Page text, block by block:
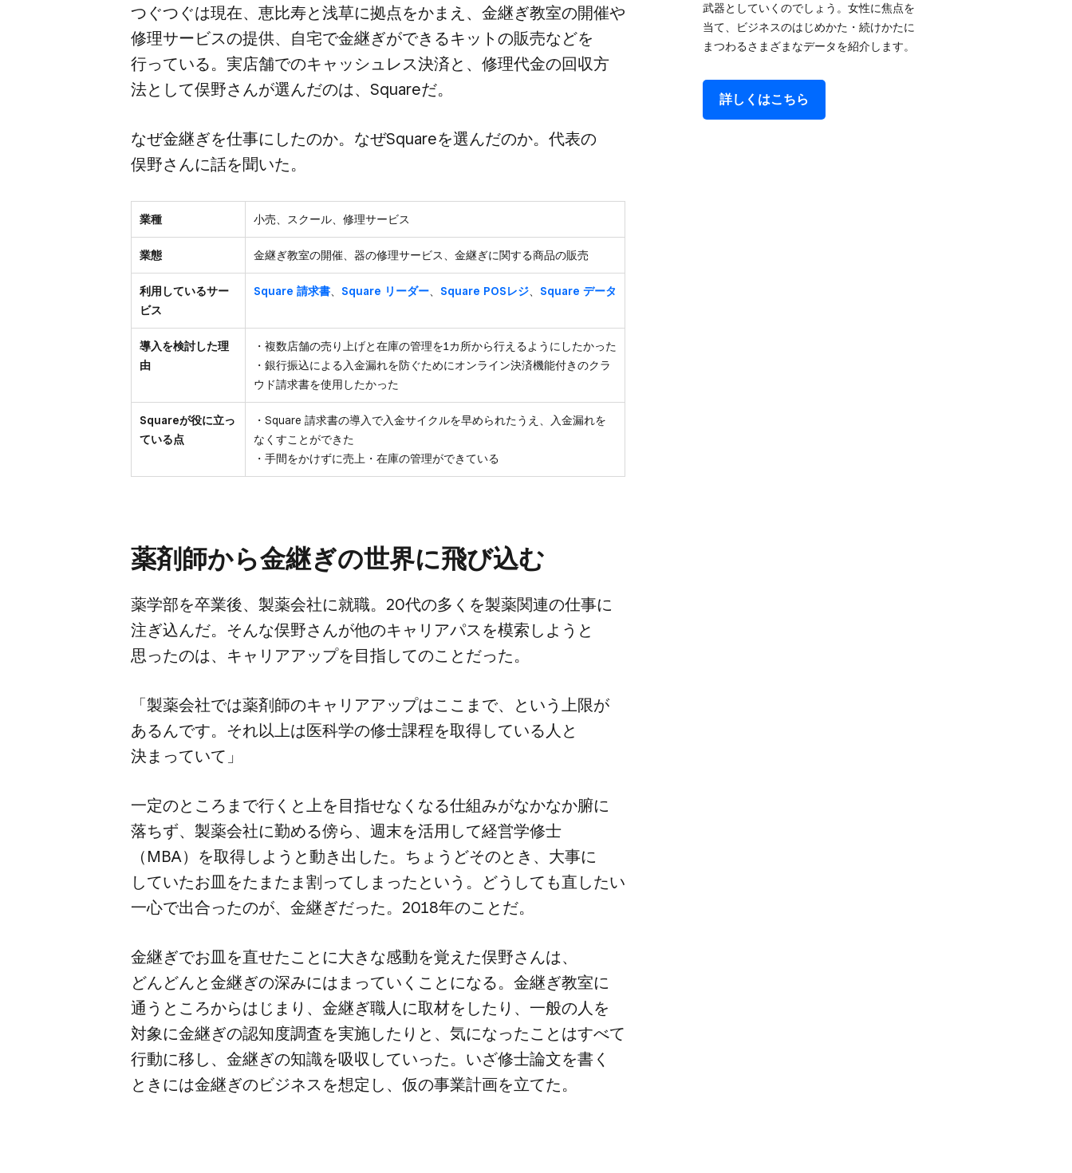
つぐつぐは​現在、​恵比寿と​浅草に​拠点を​かまえ、​金継ぎ教室の​開催や​
修理サービスの​提供、​自宅で​金継ぎが​できる​キットの​販売などを​
行っている。​実店舗での​キャッシュレス決済と、​修理代金の​回収方​
法と​して​俣野さんが​選んだのは、​Squareだ。
なぜ金継ぎを​仕事に​したのか。​なぜSquareを​選んだのか。​代表の​
俣野さんに​話を​聞いた。
業種 小売、スクール、修理サービス
業態 金継ぎ教室の開催、器の修理サービス、⾦継ぎに関する商品の販売
利用しているサー
ビス
Square 請求書 Square リーダー Square POSレジ Square データ
導入を検討した理
由
・複数店舗の売り上げと在庫の管理を1カ所から行えるようにしたかった
・銀行振込による入金漏れを防ぐためにオンライン決済機能付きのクラ
ウド請求書を使用したかった
Squareが役に立っ
ている点
・Square 請求書の導入で入金サイクルを早められたうえ、入金漏れを
なくすことができた
・手間をかけずに売上・在庫の管理ができている
薬剤師から​金継ぎの​世界に​飛び込む
薬学部を​卒業後、​製薬会社に​就職。​20代の​多くを​製薬関連の​仕事に​
注ぎ込んだ。​そんな​俣野さんが​他の​キャリアパスを​模索しようと​
思ったのは、​キャリアアップを​目指しての​ことだった。
「製薬会社では​薬剤師の​キャリアアップは​ここまで、と​いう​上限が​
あるんです。​それ以上は​医科学の​修士課程を​取得している​人と​
決まっていて」
一定の​ところまで​行くと上を​目指せなくなる​仕組みが​なかなか腑に​
落ちず、​製薬会社に​勤める​傍ら、​週末を​活用して​経営学修士​
（MBA）を​取得しようと​動き出した。​ちょうど​その​とき、​大事に​
していた​お皿を​たまたま​割ってしまったと​いう。​どうしても​直したい​
一心で​出合ったのが、​金継ぎだった。​2018年の​ことだ。
金継ぎで​お皿を​直せたことに​大きな​感動を​覚えた​俣野さんは、​
どんどんと​金継ぎの​深みには​まっていく​ことになる。​金継ぎ教室に​
通う​ところから​はじまり、​金継ぎ職人に​取材を​したり、​一般の​人を​
対象に​金継ぎの​認知度調査を​実施したりと、​気に​なった​ことは​すべて​
行動に​移し、​金継ぎの​知識を​吸収していった。​いざ修士論文を​書く​
ときには​金継ぎの​ビジネスを​想定し、​仮の​事業計画を​立てた。
武器と​していくのでしょう。​女性に​焦点を​
当て、​ビジネスの​はじめかた・続けかたに​
まつわるさまざまな​データを​紹介します。
詳しくは​こちら